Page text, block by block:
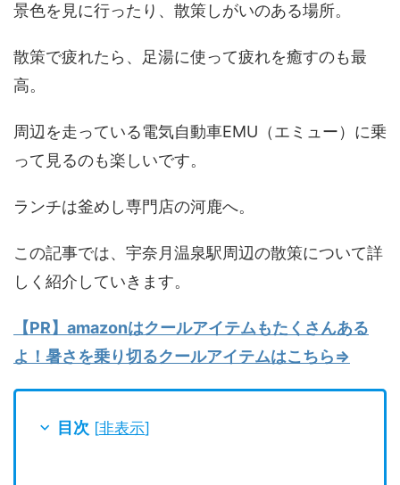
景色を見に行ったり、散策しがいのある場所。
散策で疲れたら、足湯に使って疲れを癒すのも最
高。
周辺を走っている電気自動車EMU（エミュー）に乗
って見るのも楽しいです。
ランチは釜めし専門店の河鹿へ。
この記事では、宇奈月温泉駅周辺の散策について詳
しく紹介していきます。
【PR】amazonはクールアイテムもたくさんある
よ！暑さを乗り切るクールアイテムはこちら⇒
目次 [非表示]